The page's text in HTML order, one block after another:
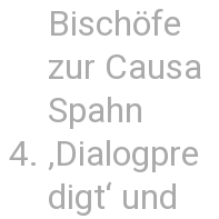
Bischöfe
zur Causa
Spahn
‚Dialogpre
digt‘ und